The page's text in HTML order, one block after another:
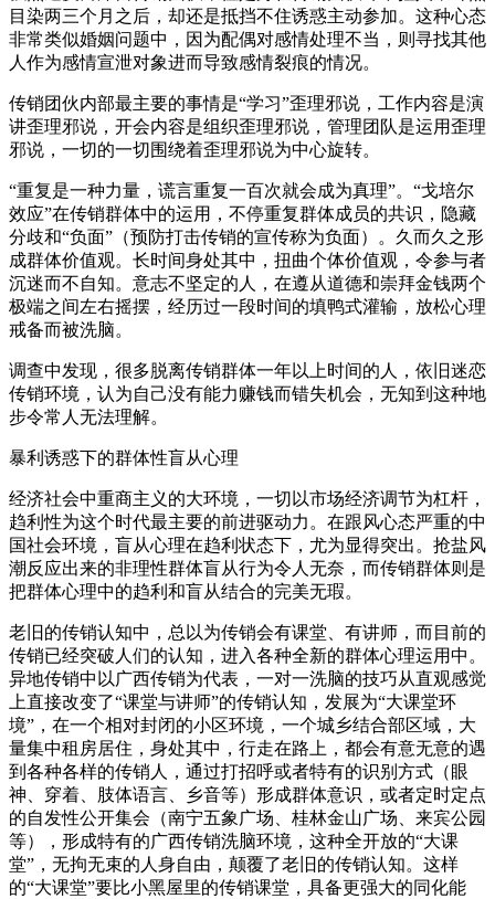
目染两三个月之后，却还是抵挡不住诱惑主动参加。这种心态
非常类似婚姻问题中，因为配偶对感情处理不当，则寻找其他
人作为感情宣泄对象进而导致感情裂痕的情况。
传销团伙内部最主要的事情是“学习”歪理邪说，工作内容是演
讲歪理邪说，开会内容是组织歪理邪说，管理团队是运用歪理
邪说，一切的一切围绕着歪理邪说为中心旋转。
“重复是一种力量，谎言重复一百次就会成为真理”。“戈培尔
效应”在传销群体中的运用，不停重复群体成员的共识，隐藏
分歧和“负面”（预防打击传销的宣传称为负面）。久而久之形
成群体价值观。长时间身处其中，扭曲个体价值观，令参与者
沉迷而不自知。意志不坚定的人，在遵从道德和崇拜金钱两个
极端之间左右摇摆，经历过一段时间的填鸭式灌输，放松心理
戒备而被洗脑。
调查中发现，很多脱离传销群体一年以上时间的人，依旧迷恋
传销环境，认为自己没有能力赚钱而错失机会，无知到这种地
步令常人无法理解。
暴利诱惑下的群体性盲从心理
经济社会中重商主义的大环境，一切以市场经济调节为杠杆，
趋利性为这个时代最主要的前进驱动力。在跟风心态严重的中
国社会环境，盲从心理在趋利状态下，尤为显得突出。抢盐风
潮反应出来的非理性群体盲从行为令人无奈，而传销群体则是
把群体心理中的趋利和盲从结合的完美无瑕。
老旧的传销认知中，总以为传销会有课堂、有讲师，而目前的
传销已经突破人们的认知，进入各种全新的群体心理运用中。
异地传销中以广西传销为代表，一对一洗脑的技巧从直观感觉
上直接改变了“课堂与讲师”的传销认知，发展为“大课堂环
境”，在一个相对封闭的小区环境，一个城乡结合部区域，大
量集中租房居住，身处其中，行走在路上，都会有意无意的遇
到各种各样的传销人，通过打招呼或者特有的识别方式（眼
神、穿着、肢体语言、乡音等）形成群体意识，或者定时定点
的自发性公开集会（南宁五象广场、桂林金山广场、来宾公园
等），形成特有的广西传销洗脑环境，这种全开放的“大课
堂”，无拘无束的人身自由，颠覆了老旧的传销认知。这样
的“大课堂”要比小黑屋里的传销课堂，具备更强大的同化能